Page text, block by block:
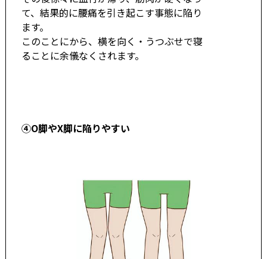
て、結果的に腰痛を引き起こす事態に陥り
ます。
このことにから、横を向く・うつぶせで寝
ることに余儀なくされます。
④O脚やX脚に陥りやすい